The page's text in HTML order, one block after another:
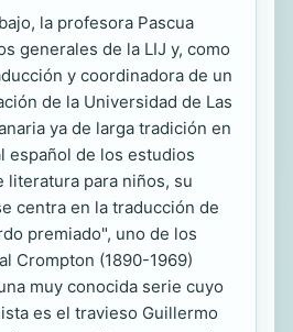
la profesora Pascua
generales de la LIJ y, como
y coordinadora de un
de la Universidad de Las
ya de larga tradición en
español de los estudios
literatura para niños, su
centra en la traducción de
premiado", uno de los
Crompton (1890-1969)
muy conocida serie cuyo
es el travieso Guillermo